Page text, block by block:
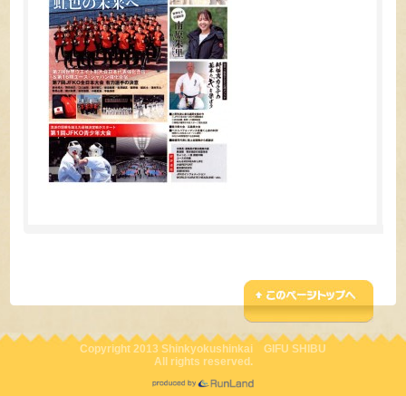
Copyright 2013 Shinkyokushinkai GIFU SHIBU
All rights reserved.